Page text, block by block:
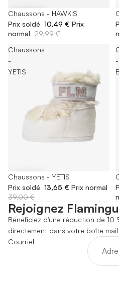
-65%
Chaussons - HAWKIS
Prix soldé 10,49 € Prix
normal 29,99 €
Chaussons
-
YETIS
-65%
Chaussons - YETIS
Prix soldé 13,65 € Prix normal
39,00 €
-
Rejoignez
Bénéficiez d'une réduction de 10
directement dans votre boîte mail
Courriel